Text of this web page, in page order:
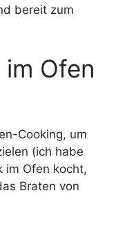
bereit zum
Ofen
Cooking, um
(ich habe
im Ofen kocht,
Braten von